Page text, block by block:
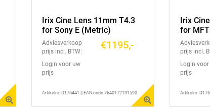
Irix Cine Lens 11mm T4.3
for Sony E (Metric)
Adviesverkoop
prijs incl. BTW:
€1195,-
Login voor uw
prijs
Artikelnr: D176441 || EAN-code 7640172191590
Irix
for
prijs incl.
Login
prijs
Artikelnr: